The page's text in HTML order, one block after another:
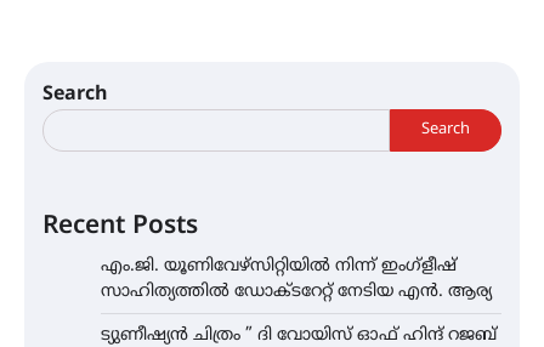
Search
Search
Recent Posts
എം.ജി. യൂണിവേഴ്‌സിറ്റിയിൽ നിന്ന് ഇംഗ്ളീഷ്
സാഹിത്യത്തിൽ ഡോക്ടറേറ്റ് നേടിയ എൻ. ആര്യ
ട്യുണീഷ്യൻ ചിത്രം ” ദി വോയിസ് ഓഫ് ഹിന്ദ് റജബ്